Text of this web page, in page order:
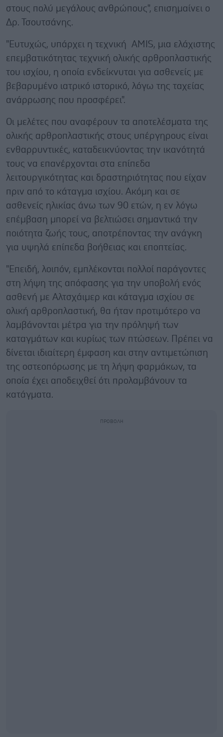
στους πολύ μεγάλους ανθρώπους", επισημαίνει ο
Δρ. Τσουτσάνης.
"Ευτυχώς, υπάρχει η τεχνική AMIS, μια ελάχιστης
επεμβατικότητας τεχνική ολικής αρθροπλαστικής
του ισχίου, η οποία ενδείκνυται για ασθενείς με
βεβαρυμένο ιατρικό ιστορικό, λόγω της ταχείας
ανάρρωσης που προσφέρει".
Οι μελέτες που αναφέρουν τα αποτελέσματα της
ολικής αρθροπλαστικής στους υπέργηρους είναι
ενθαρρυντικές, καταδεικνύοντας την ικανότητά
τους να επανέρχονται στα επίπεδα
λειτουργικότητας και δραστηριότητας που είχαν
πριν από το κάταγμα ισχίου. Ακόμη και σε
ασθενείς ηλικίας άνω των 90 ετών, η εν λόγω
επέμβαση μπορεί να βελτιώσει σημαντικά την
ποιότητα ζωής τους, αποτρέποντας την ανάγκη
για υψηλά επίπεδα βοήθειας και εποπτείας.
"Επειδή, λοιπόν, εμπλέκονται πολλοί παράγοντες
στη λήψη της απόφασης για την υποβολή ενός
ασθενή με Αλτσχάιμερ και κάταγμα ισχίου σε
ολική αρθροπλαστική, θα ήταν προτιμότερο να
λαμβάνονται μέτρα για την πρόληψή των
καταγμάτων και κυρίως των πτώσεων. Πρέπει να
δίνεται ιδιαίτερη έμφαση και στην αντιμετώπιση
της οστεοπόρωσης με τη λήψη φαρμάκων, τα
οποία έχει αποδειχθεί ότι προλαμβάνουν τα
κατάγματα.